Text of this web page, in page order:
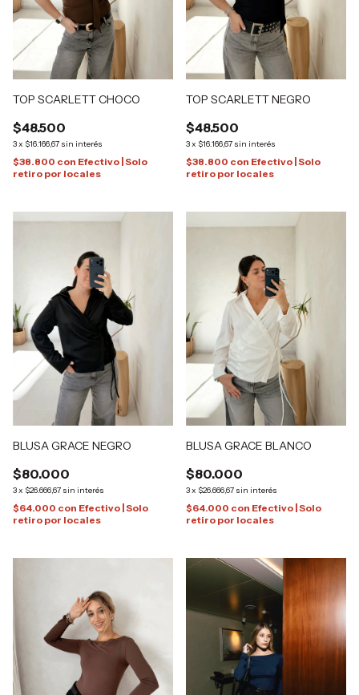
TOP SCARLETT CHOCO
$48.500
3x $16.166,67 sin interés
$38.800 con Efectivo | Solo
retiro por locales
TOP SCARLETT NEGRO
$48.500
3x $16.166,67 sin interés
$38.800 con Efectivo | Solo
retiro por locales
BLUSA GRACE NEGRO
$80.000
3x $26.666,67 sin interés
$64.000 con Efectivo | Solo
retiro por locales
BLUSA GRACE BLANCO
$80.000
3x $26.666,67 sin interés
$64.000 con Efectivo | Solo
retiro por locales